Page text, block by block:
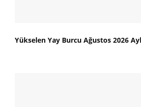
Yükselen Yay Burcu Ağustos 2026